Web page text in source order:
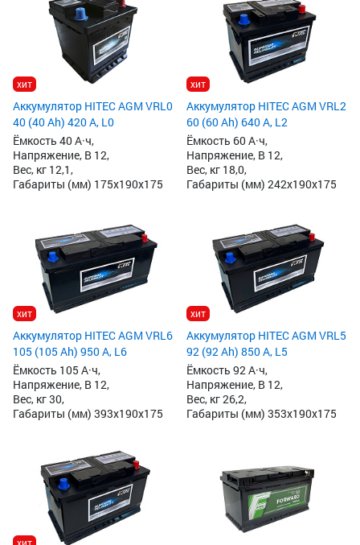
хит
Аккумулятор HITEC AGM VRL0
40 (40 Ah) 420 А, L0
Ёмкость 40 А·ч,
Напряжение, В 12,
Вес, кг 12,1,
Габариты (мм) 175x190x175
хит
Аккумулятор HITEC AGM VRL2
60 (60 Ah) 640 А, L2
Ёмкость 60 А·ч,
Напряжение, В 12,
Вес, кг 18,0,
Габариты (мм) 242x190x175
хит
Аккумулятор HITEC AGM VRL6
105 (105 Ah) 950 А, L6
Ёмкость 105 А·ч,
Напряжение, В 12,
Вес, кг 30,
Габариты (мм) 393x190x175
хит
Аккумулятор HITEC AGM VRL5
92 (92 Ah) 850 А, L5
Ёмкость 92 А·ч,
Напряжение, В 12,
Вес, кг 26,2,
Габариты (мм) 353x190x175